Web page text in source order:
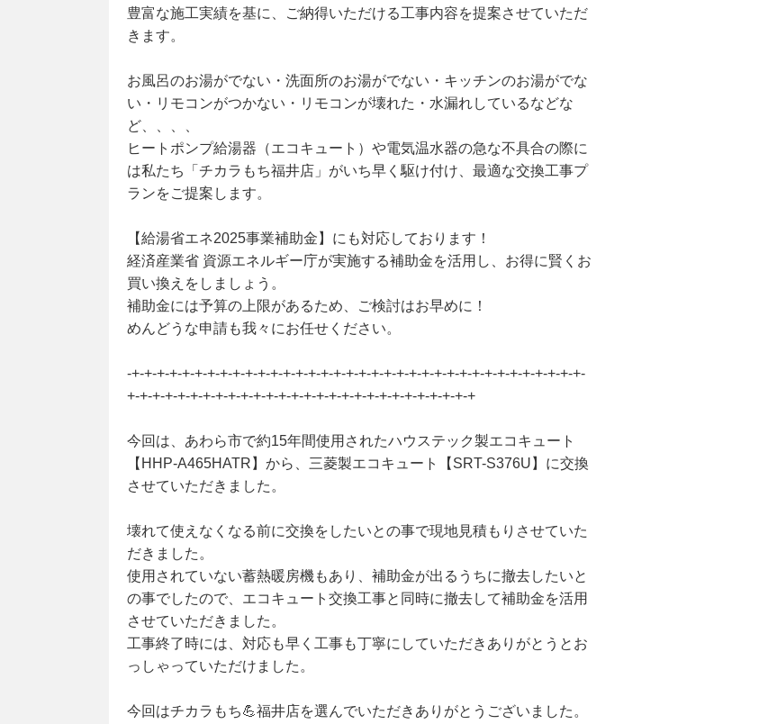
豊富な施工実績を基に、ご納得いただける工事内容を提案させていただ
きます。
お風呂のお湯がでない・洗面所のお湯がでない・キッチンのお湯がでな
い・リモコンがつかない・リモコンが壊れた・水漏れしているなどな
ど、、、、
ヒートポンプ給湯器（エコキュート）や電気温水器の急な不具合の際に
は私たち「チカラもち福井店」がいち早く駆け付け、最適な交換工事プ
ランをご提案します。
【給湯省エネ2025事業補助金】にも対応しております！
経済産業省 資源エネルギー庁が実施する補助金を活用し、お得に賢くお
買い換えをしましょう。
補助金には予算の上限があるため、ご検討はお早めに！
めんどうな申請も我々にお任せください。
-+-+-+-+-+-+-+-+-+-+-+-+-+-+-+-+-+-+-+-+-+-+-+-+-+-+-+-+-+-+-+-+-+-+-+-+-
+-+-+-+-+-+-+-+-+-+-+-+-+-+-+-+-+-+-+-+-+-+-+-+-+-+-+-+
今回は、あわら市で約15年間使用されたハウステック製エコキュート
【HHP-A465HATR】から、三菱製エコキュート【SRT-S376U】に交換
させていただきました。
壊れて使えなくなる前に交換をしたいとの事で現地見積もりさせていた
だきました。
使用されていない蓄熱暖房機もあり、補助金が出るうちに撤去したいと
の事でしたので、エコキュート交換工事と同時に撤去して補助金を活用
させていただきました。
工事終了時には、対応も早く工事も丁寧にしていただきありがとうとお
っしゃっていただけました。
今回はチカラもち💪福井店を選んでいただきありがとうございました。